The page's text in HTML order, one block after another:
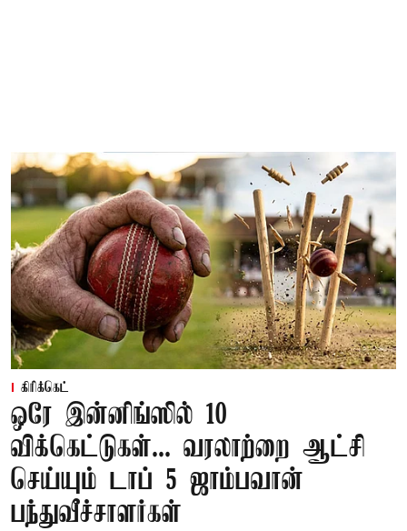
கிரிக்கெட்
ஒரே இன்னிங்ஸில் 10
விக்கெட்டுகள்... வரலாற்றை ஆட்சி
செய்யும் டாப் 5 ஜாம்பவான்
பந்துவீச்சாளர்கள்